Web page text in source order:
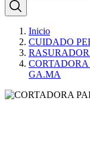
Inicio
CUIDADO
GA.MA